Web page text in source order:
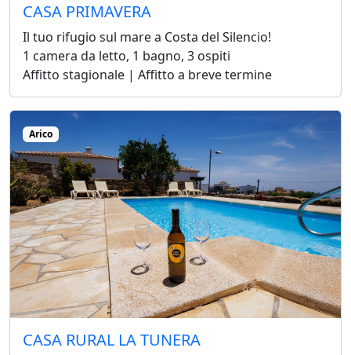
CASA PRIMAVERA
Il tuo rifugio sul mare a Costa del Silencio!
1 camera da letto, 1 bagno, 3 ospiti
Affitto stagionale | Affitto a breve termine
Arico
CASA RURAL LA TUNERA